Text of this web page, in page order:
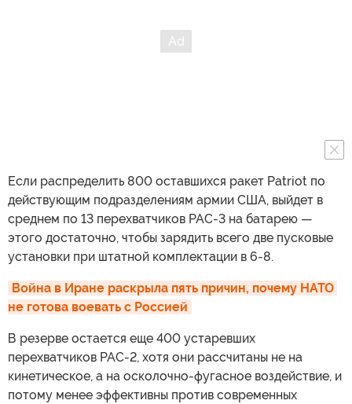
Если распределить 800 оставшихся ракет Patriot по
действующим подразделениям армии США, выйдет в
среднем по 13 перехватчиков PAC-3 на батарею —
этого достаточно, чтобы зарядить всего две пусковые
установки при штатной комплектации в 6-8.
Война в Иране раскрыла пять причин, почему НАТО
не готова воевать с Россией
В резерве остается еще 400 устаревших
перехватчиков PAC-2, хотя они рассчитаны не на
кинетическое, а на осколочно-фугасное воздействие, и
потому менее эффективны против современных